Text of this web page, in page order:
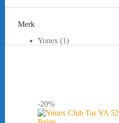
-20%
Beige (1)
Merk
Yonex (1)